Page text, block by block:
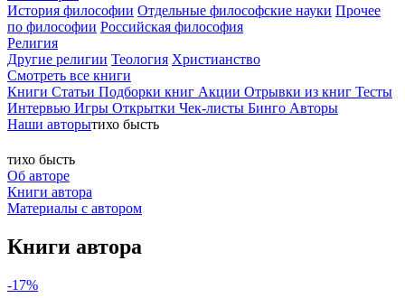
История философии Отдельные философские науки Прочее
по философии Российская философия
Религия
Другие религии Теология Христианство
Смотреть все книги
Книги Статьи Подборки книг Акции Отрывки из книг Тесты
Интервью Игры Открытки Чек-листы Бинго Авторы
Наши авторытихо бысть
тихо бысть
Об авторе
Книги автора
Материалы с автором
Книги автора
-17%